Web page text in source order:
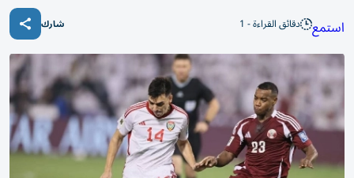
استمع دقائق القراءة - 1 شارك